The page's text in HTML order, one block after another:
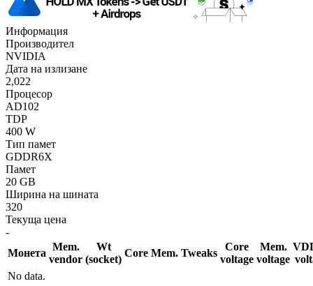
Информация
Производител
NVIDIA
Дата на излизане
2,022
Процесор
AD102
TDP
400 W
Тип памет
GDDR6X
Памет
20 GB
Ширина на шината
320
Текуща цена
-
Монета
Mem.
vendor
Wt
(socket)
Core Mem. Tweaks
Core
voltage
Mem.
voltage
No data.